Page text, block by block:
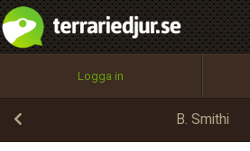
Logga in
B. Smithi
Infoga
Utför
100%
OK
integritetspolicy
Namn:
Epost:
Begär nytt lösenord